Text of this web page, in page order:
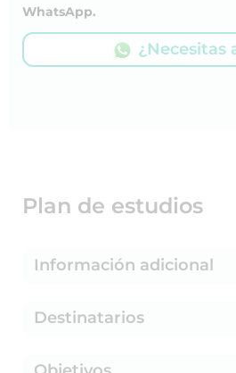
WhatsApp.
¿Necesitas
Plan de estudios
Información adicional
Destinatarios